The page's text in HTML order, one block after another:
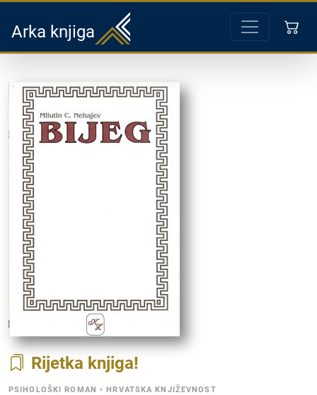
Arka knjiga
Rijetka knjiga
PSIHOLOŠKI ROMAN •HRVATSKA KNJIŽEVNOST